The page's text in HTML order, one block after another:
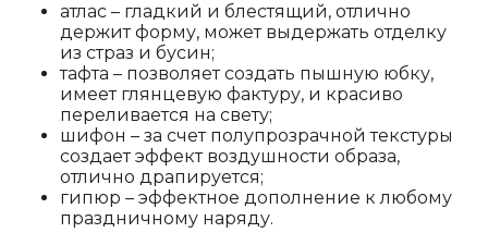
атлас – гладкий и блестящий, отлично
держит форму, может выдержать отделку
из страз и бусин;
тафта – позволяет создать пышную юбку,
имеет глянцевую фактуру, и красиво
переливается на свету;
шифон – за счет полупрозрачной текстуры
создает эффект воздушности образа,
отлично драпируется;
гипюр – эффектное дополнение к любому
праздничному наряду.